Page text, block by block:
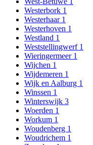
Westerbork 1
Westerhaar 1
Westerhoven 1
Westland 1
Weststellingwerf 1
Wieringermeer 1
Wijchen 1
Wijdemeren 1
Wijk en Aalburg 1
Winssen 1
Winterswijk 3
Woerden 1
Workum 1
Woudenberg 1
Woudrichem 1